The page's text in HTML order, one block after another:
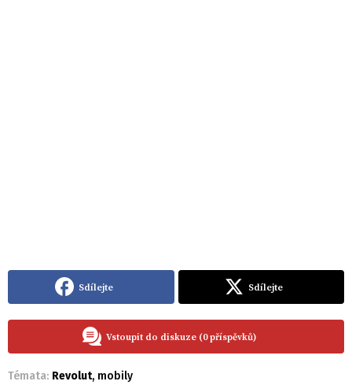
Sdílejte Sdílejte
Vstoupit do diskuze (0 příspěvků)
Témata: Revolut, mobily